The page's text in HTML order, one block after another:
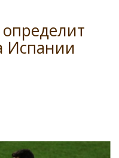
Испании